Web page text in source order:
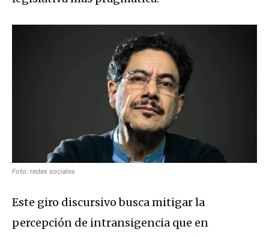
Foto: redes sociales
Este giro discursivo busca mitigar la
percepción de intransigencia que en